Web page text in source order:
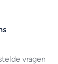
vragen